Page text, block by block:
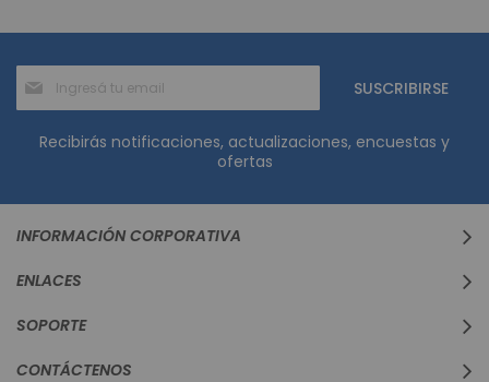
al
boletín
informativo:
SUSCRIBIRSE
Recibirás notificaciones, actualizaciones, encuestas y
ofertas
INFORMACIÓN CORPORATIVA
ENLACES
SOPORTE
CONTÁCTENOS